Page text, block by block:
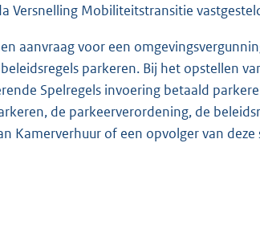
Versnelling Mobiliteitstransitie
aanvraag voor een
parkeren. Bij het opstellen
Spelregels invoering betaald
de parkeerverordening, de
Kamerverhuur of een opvolger van